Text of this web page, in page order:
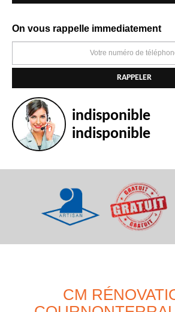
On vous rappelle immediatement
indisponible
indisponible
CM